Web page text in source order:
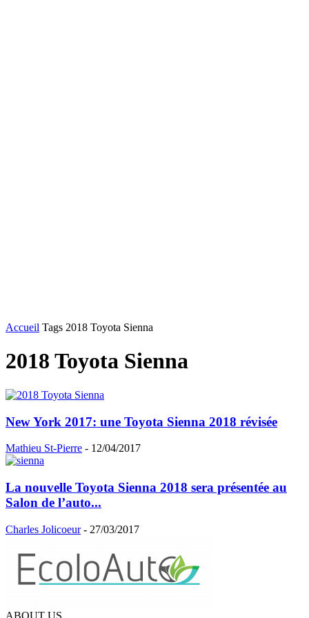
Accueil Tags 2018 Toyota Sienna
2018 Toyota Sienna
New York 2017: une Toyota Sienna 2018 révisée
Mathieu St-Pierre - 12/04/2017
La nouvelle Toyota Sienna 2018 sera présentée au
Salon de l’auto...
Charles Jolicoeur - 27/03/2017
ABOUT US